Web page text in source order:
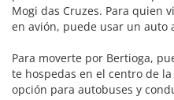
Mogi das Cruzes. Para quien
en avión, puede usar un auto
Para moverte por Bertioga,
te hospedas en el centro de
opción para autobuses y